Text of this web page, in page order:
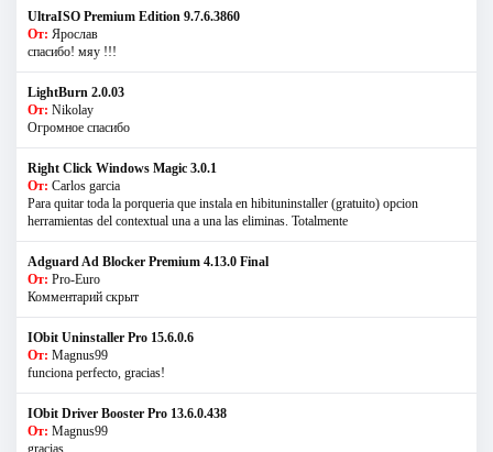
UltraISO Premium Edition 9.7.6.3860
От: Ярослав
спасибо! мяу !!!
LightBurn 2.0.03
От: Nikolay
Огромное спасибо
Right Click Windows Magic 3.0.1
От: Carlos garcia
Para quitar toda la porqueria que instala en hibituninstaller (gratuito) opcion
herramientas del contextual una a una las eliminas. Totalmente
Adguard Ad Blocker Premium 4.13.0 Final
От: Pro-Euro
Комментарий скрыт
IObit Uninstaller Pro 15.6.0.6
От: Magnus99
funciona perfecto, gracias!
IObit Driver Booster Pro 13.6.0.438
От: Magnus99
gracias